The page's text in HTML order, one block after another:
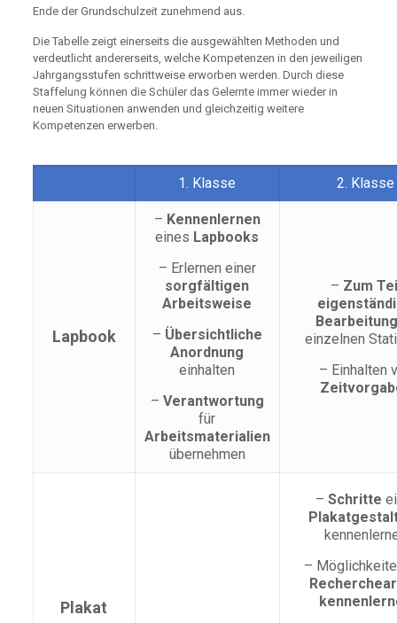
Ende der Grundschulzeit zunehmend aus.
Die Tabelle zeigt einerseits die ausgewählten Methoden und
verdeutlicht andererseits, welche Kompetenzen in den jeweiligen
Jahrgangsstufen schrittweise erworben werden. Durch diese
Staffelung können die Schüler das Gelernte immer wieder in
neuen Situationen anwenden und gleichzeitig weitere
Kompetenzen erwerben.
1. Klasse 2. Klasse
Lapbook
– Kennenlernen
eines Lapbooks
– Erlernen einer
sorgfältigen
Arbeitsweise
– Übersichtliche
Anordnung
einhalten
– Verantwortung
für
Arbeitsmaterialien
übernehmen
– Zum
einzelnen
– Einhalten
Plakat
– Schritte
–